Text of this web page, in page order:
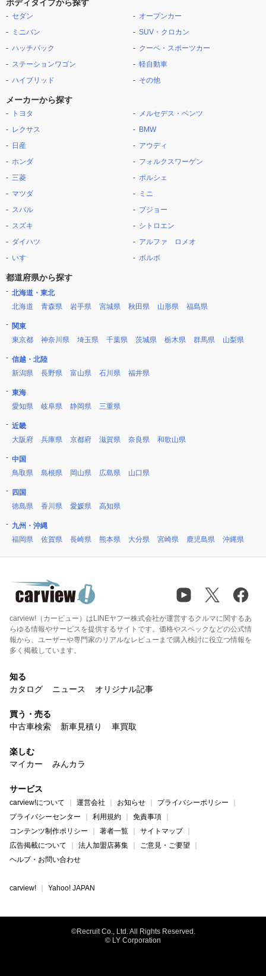
ボディタイプから探す
セダン
ミニバン
ハッチバック
ステーションワゴン
ハイブリッド
オープンカー
SUV・クロカン
クーペ・スポーツカー
軽自動車
その他
メーカーから探す
トヨタ
レクサス
日産
ホンダ
三菱
マツダ
スバル
スズキ
ダイハツ
いすゞ
メルセデス・ベンツ
BMW
アウディ
フォルクスワーゲン
ポルシェ
ミニ
プジョー
シトロエン
アルファ ロメオ
ボルボ
都道府県から探す
北海道・東北
北海道
青森県 岩手県 宮城県 秋田県 山形県 福島県
関東
東京都
神奈川県 埼玉県 千葉県 茨城県 栃木県 群馬県 山梨県
信越・北陸
新潟県
長野県 富山県 石川県 福井県
東海
愛知県
岐阜県 静岡県 三重県
近畿
大阪府
兵庫県 京都府 滋賀県 奈良県 和歌山県
中国
鳥取県
島根県 岡山県 広島県 山口県
四国
徳島県
香川県 愛媛県 高知県
九州・沖縄
福岡県
佐賀県 長崎県 熊本県 大分県 宮崎県 鹿児島県 沖縄県
carview!（カービュー）はLINEヤフー株式会社が運営するクルマに関するあ
らゆる情報やサービスを提供するサイトです。価格やスペックなどの公式情
報から、ユーザーや専門家のリアルなレビューまで購入検討に役立つ情報を
多く掲載しています。
知る
カタログ
ニュース オリジナル記事
買う・売る
中古車検索
新車見積り 車買取
楽しむ
マイカー
みんカラ
サービス
carview!について 運営会社 お知らせ
プライバシーポリシー
プライバシーセンター
利用規約
免責事項
コンテンツ制作ポリシー
著者一覧
サイトマップ
広告掲載について
法人加盟店募集
ご意見・ご要望
ヘルプ・お問い合わせ
carview! Yahoo! JAPAN
©Recruit Co., Ltd. All Rights Reserved.
© LY Corporation